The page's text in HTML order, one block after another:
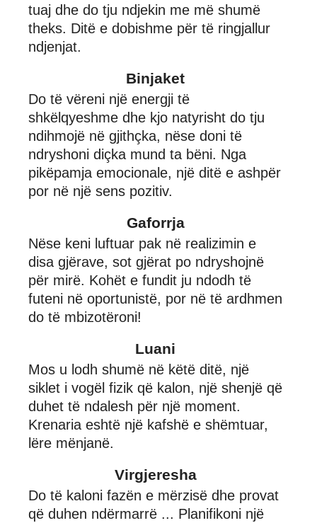
tuaj dhe do tju ndjekin me më shumë
theks. Ditë e dobishme për të ringjallur
ndjenjat.
Binjaket
Do të vëreni një energji të
shkëlqyeshme dhe kjo natyrisht do tju
ndihmojë në gjithçka, nëse doni të
ndryshoni diçka mund ta bëni. Nga
pikëpamja emocionale, një ditë e ashpër
por në një sens pozitiv.
Gaforrja
Nëse keni luftuar pak në realizimin e
disa gjërave, sot gjërat po ndryshojnë
për mirë. Kohët e fundit ju ndodh të
futeni në oportunistë, por në të ardhmen
do të mbizotëroni!
Luani
Mos u lodh shumë në këtë ditë, një
siklet i vogël fizik që kalon, një shenjë që
duhet të ndalesh për një moment.
Krenaria eshtë një kafshë e shëmtuar,
lëre mënjanë.
Virgjeresha
Do të kaloni fazën e mërzisë dhe provat
që duhen ndërmarrë ... Planifikoni një